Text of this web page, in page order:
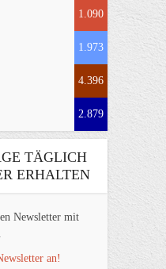
1.090
1.973
4.396
2.879
TÄGLICH
ERHALTEN
Newsletter mit
an!